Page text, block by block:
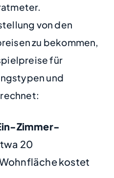
von den
zu bekommen,
für
und
Zimmer-
20
kostet